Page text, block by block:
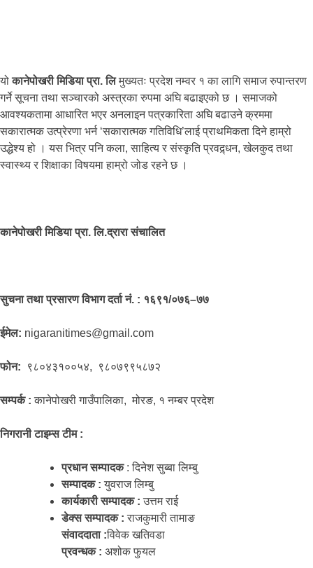
योकानेपोखरी मिडिया प्रा. लिमुख्यतः प्रदेश नम्वर १ का लागि समाज रुपान्तरण
गर्ने सूचना तथा सञ्चारको अस्त्रका रुपमा अघि बढाइएको छ । समाजको
आवश्यकतामा आधारित भएर अनलाइन पत्रकारिता अघि बढाउने क्रममा
सकारात्मक उत्प्रेरणा भर्न ‘सकारात्मक गतिविधि’लाई प्राथमिकता दिने हाम्रो
उद्धेश्य हो । यस भित्र पनि कला, साहित्य र संस्कृति प्रवद्र्धन, खेलकुद तथा
स्वास्थ्य र शिक्षाका विषयमा हाम्रो जोड रहने छ ।
कानेपोखरी मिडिया प्रा. लि.द्रारा संचालित
सुचना तथा प्रसारण विभाग दर्ता नं. : १६९१/०७६–७७
ईमेल: nigaranitimes@gmail.com
फोन: ९८०४३१००५४, ९८०७९९५८७२
सम्पर्क :कानेपोखरी गाउँपालिका, मोरङ, १ नम्बर प्रदेश
निगरानी टाइम्स टीम :
प्रधान सम्पादक : दिनेश सुब्बा लिम्बु
सम्पादक :युवराज लिम्बु
कार्यकारी सम्पादक : उत्तम राई
डेक्स सम्पादक :राजकुमारी तामाङ
संवाददाता :विवेक खतिवडा
प्रवन्धक : अशोक फुयल